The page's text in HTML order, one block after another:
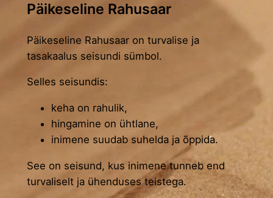
Päikeseline Rahusaar
Päikeseline Rahusaar on turvalise ja
tasakaalus seisundi sümbol.
Selles seisundis:
keha on rahulik,
hingamine on ühtlane,
inimene suudab suhelda ja õppida.
See on seisund, kus inimene tunneb end
turvaliselt ja ühenduses teistega.